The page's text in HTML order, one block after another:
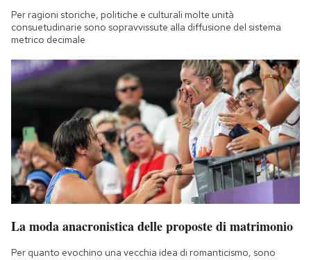
Per ragioni storiche, politiche e culturali molte unità
consuetudinarie sono sopravvissute alla diffusione del sistema
metrico decimale
La moda anacronistica delle proposte di matrimonio
Per quanto evochino una vecchia idea di romanticismo, sono